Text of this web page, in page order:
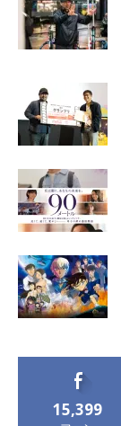
15,399